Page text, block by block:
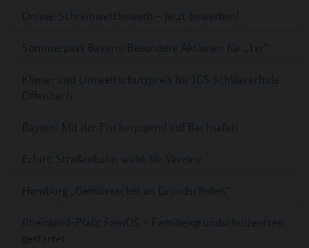
Online-Schreibwettbewerb – jetzt bewerben!
Sommerpass Bayern: Besondere Aktionen für „1er“
Klima- und Umweltschutzpreis für IGS Schillerschule
Offenbach
Bayern: Mit der Fischerjugend auf Bachsafari
Erfurt: Straßenbahn wirbt für Vereine
Hamburg „Gemüseacker an Grundschulen“
Rheinland-Pfalz: FamOS – Familiengrundschulzentren
gestartet